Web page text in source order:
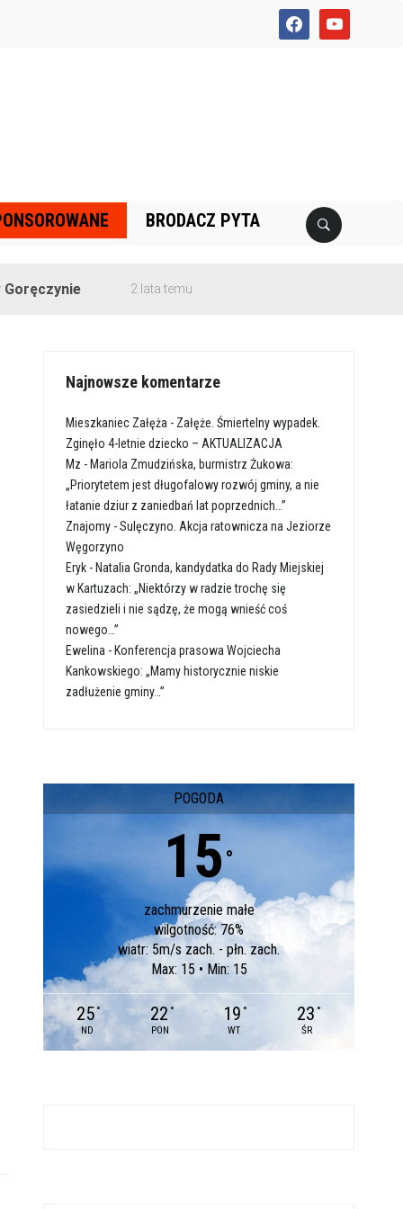
facebookyoutube
BRODACZ PYTA
2 lata temu
Najnowsze komentarze
Mieszkaniec Załęża - Załęże. Śmiertelny wypadek.
Zginęło 4-letnie dziecko – AKTUALIZACJA
Mz - Mariola Zmudzińska, burmistrz Żukowa:
„Priorytetem jest długofalowy rozwój gminy, a nie
łatanie dziur z zaniedbań lat poprzednich…”
Znajomy -Sulęczyno. Akcja ratownicza na Jeziorze
Węgorzyno
Eryk - Natalia Gronda, kandydatka do Rady Miejskiej
w Kartuzach: „Niektórzy w radzie trochę się
zasiedzieli i nie sądzę, że mogą wnieść coś
nowego…”
Ewelina - Konferencja prasowa Wojciecha
Kankowskiego: „Mamy historycznie niskie
zadłużenie gminy…”
POGODA
15 °
zachmurzenie małe
wilgotność: 76%
wiatr: 5m/s zach. - płn. zach.
Max: 15 • Min: 15
25 °
ND
22 °
PON
19 °
WT
23 °
ŚR